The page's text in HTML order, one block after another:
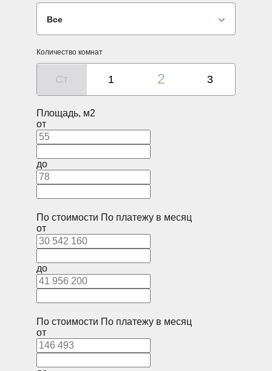
Все
Количество комнат
Ст 1 2 3
Площадь, м2
от
до
По стоимости По платежу в месяц
от
до
По стоимости По платежу в месяц
от